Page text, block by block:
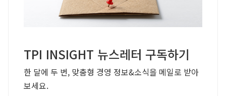
TPI INSIGHT 뉴스레터 구독하기
한 달에 두 번, 맞춤형 경영 정보&소식을 메일로 받아
보세요.